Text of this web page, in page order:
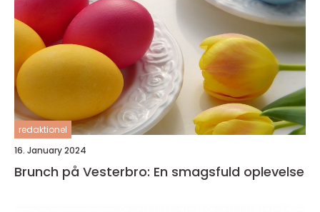
redaktionel
16. January 2024
Brunch på Vesterbro: En smagsfuld oplevelse